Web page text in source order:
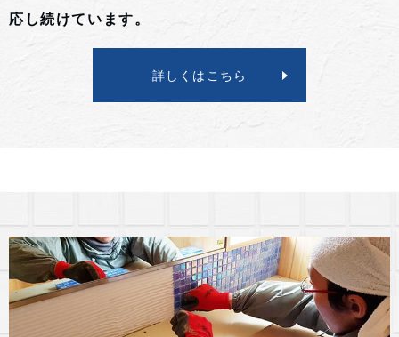
応し続けています。
詳しくはこちら